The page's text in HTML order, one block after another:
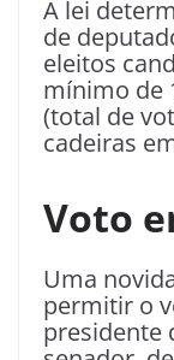
A lei
de
eleitos
mínimo de
(total de
cadeiras
Voto
Uma
permitir o
presidente